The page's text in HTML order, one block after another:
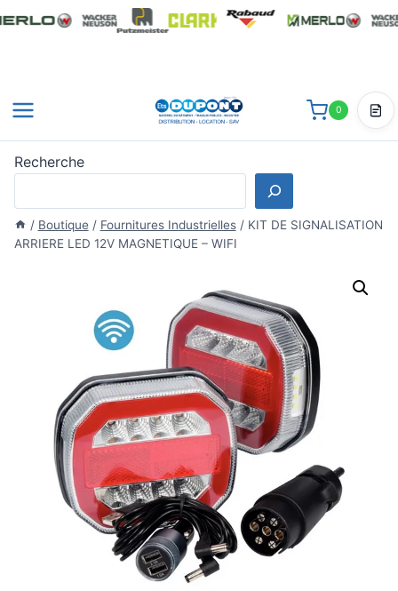
0
/ Boutique / Fournitures Industrielles / KIT DE SIGNALISATION
ARRIERE LED 12V MAGNETIQUE – WIFI
Recherche